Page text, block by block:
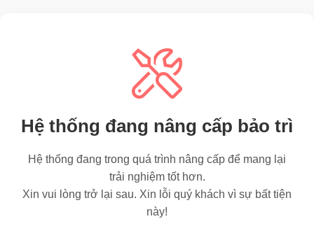
Hệ thống đang nâng cấp bảo trì
Hệ thống đang trong quá trình nâng cấp để mang lại
trải nghiệm tốt hơn.
Xin vui lòng trở lại sau. Xin lỗi quý khách vì sự bất tiện
này!